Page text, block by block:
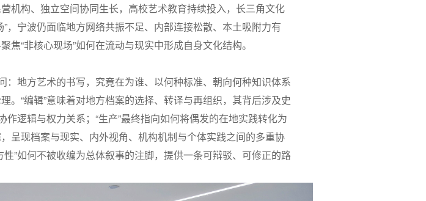
机构、独立空间协同生长，高校艺术教育持续投入，长三角文化
，宁波仍面临地方网络共振不足、内部连接松散、本土吸附力有
“非核心现场”如何在流动与现实中形成自身文化结构。
：地方艺术的书写，究竟在为谁、以何种标准、朝向何种知识体系
“编辑”意味着对地方档案的选择、转译与再组织，其背后涉及史
逻辑与权力关系；“生产”最终指向如何将偶发的在地实践转化为
呈现档案与现实、内外视角、机构机制与个体实践之间的多重协
”如何不被收编为总体叙事的注脚，提供一条可辩驳、可修正的路